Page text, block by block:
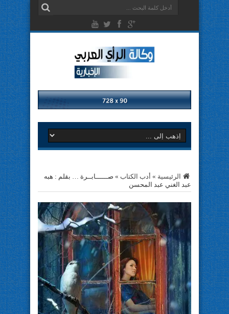
الرئيسية » أدب الكتاب » صــــــابــرة … بقلم : هبه
عبد الغني عبد المحسن